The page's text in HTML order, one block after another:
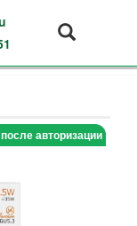
авторизации